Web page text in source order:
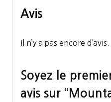
Avis
Il n’y a pas encore d’avis.
Soyez le
avis sur